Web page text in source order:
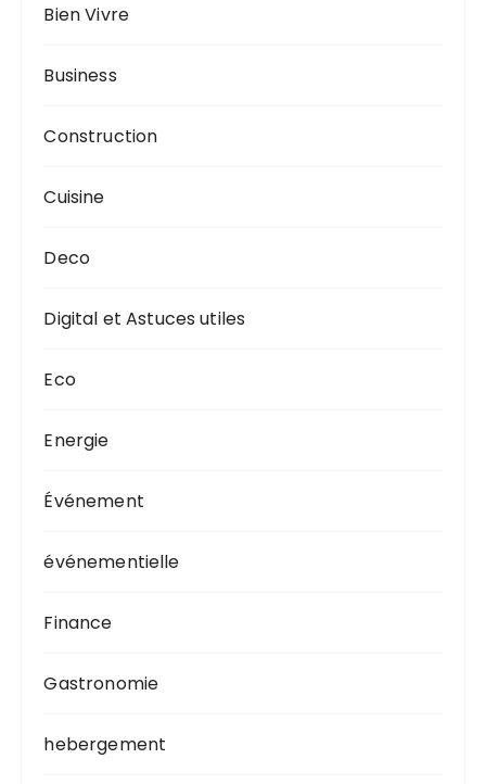
Bien Vivre
Business
Construction
Cuisine
Deco
Digital et Astuces utiles
Eco
Energie
Événement
événementielle
Finance
Gastronomie
hebergement